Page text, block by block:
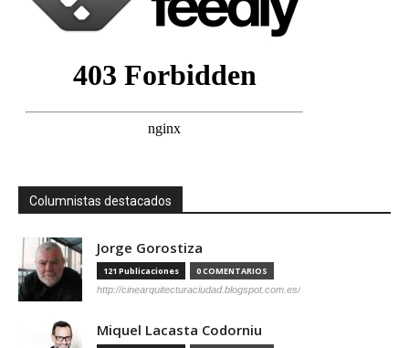
Columnistas destacados
Jorge Gorostiza
121 Publicaciones 0 COMENTARIOS
http://cinearquitecturaciudad.blogspot.com.es/
Miquel Lacasta Codorniu